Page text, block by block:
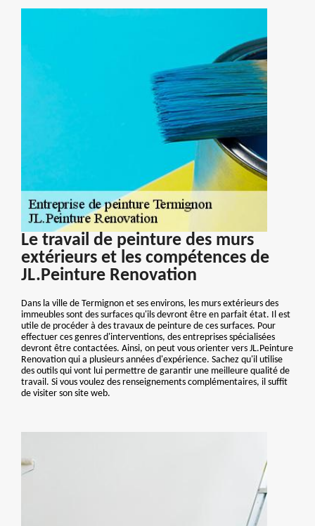
Le travail de peinture des murs
extérieurs et les compétences de
JL.Peinture Renovation
Dans la ville de Termignon et ses environs, les murs extérieurs des
immeubles sont des surfaces qu'ils devront être en parfait état. Il est
utile de procéder à des travaux de peinture de ces surfaces. Pour
effectuer ces genres d'interventions, des entreprises spécialisées
devront être contactées. Ainsi, on peut vous orienter vers JL.Peinture
Renovation qui a plusieurs années d'expérience. Sachez qu'il utilise
des outils qui vont lui permettre de garantir une meilleure qualité de
travail. Si vous voulez des renseignements complémentaires, il suffit
de visiter son site web.